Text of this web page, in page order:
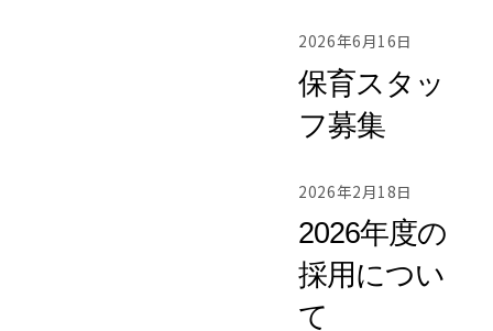
2026年6月16日
保育スタッ
フ募集
2026年2月18日
2026年度の
採用につい
て